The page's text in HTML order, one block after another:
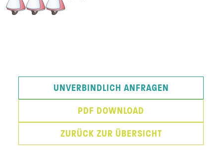
UNVERBINDLICH ANFRAGEN
PDF DOWNLOAD
ZURÜCK ZUR ÜBERSICHT